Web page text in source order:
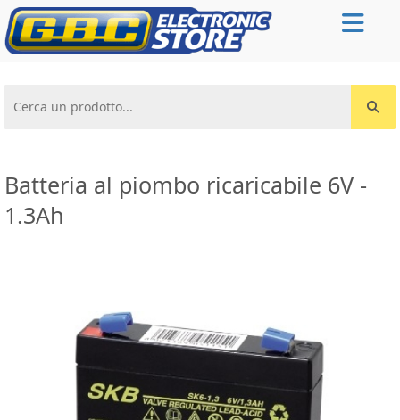
Cerca un prodotto...
Batteria al piombo ricaricabile 6V -
1.3Ah